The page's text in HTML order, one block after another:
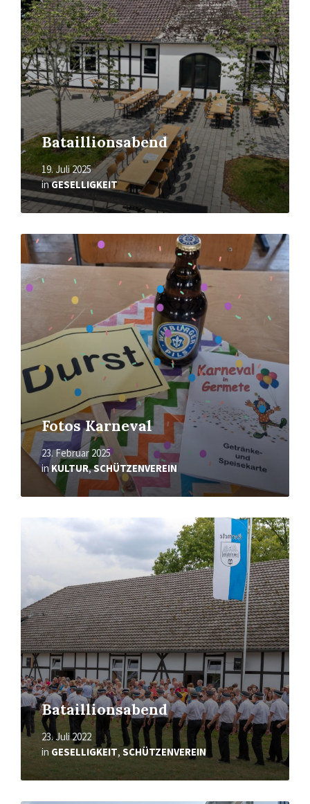
Bataillionsabend
19. Juli 2025
inGESELLIGKEIT
Fotos Karneval
23. Februar 2025
inKULTUR,SCHÜTZENVEREIN
Mehr
erfahren
Bataillionsabend
23. Juli 2022
in GESELLIGKEIT,SCHÜTZENVEREIN
Mehr